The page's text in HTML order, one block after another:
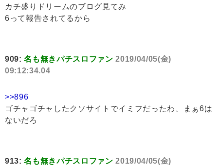
カチ盛りドリームのブログ見てみ
6って報告されてるから
909:名も無きパチスロファン 2019/04/05(金)
09:12:34.04
>>896
ゴチャゴチャしたクソサイトでイミフだったわ、まぁ6は
ないだろ
913:名も無きパチスロファン 2019/04/05(金)